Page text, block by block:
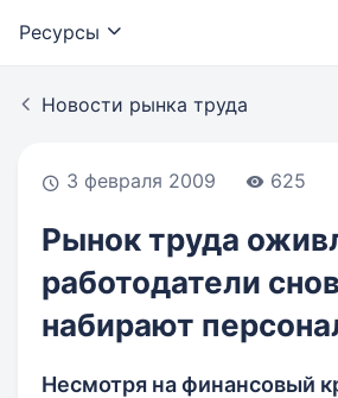
Ресурсы
Новости рынка труда
3 февраля 2009 625
Рынок труда
работодатели
набирают
Несмотря на финансовый